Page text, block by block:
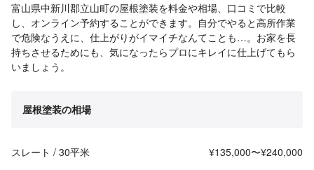
富山県中新川郡立山町の屋根塗装を料金や相場、口コミで比較
し、オンライン予約することができます。自分でやると高所作業
で危険なうえに、仕上がりがイマイチなんてことも…。お家を長
持ちさせるためにも、気になったらプロにキレイに仕上げてもら
いましょう。
屋根塗装の相場
スレート / 30平米
¥135,000〜¥240,000